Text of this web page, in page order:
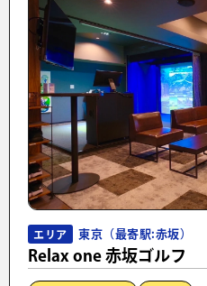
エリア 東京（最寄駅:赤坂）
Relax one 赤坂ゴルフ